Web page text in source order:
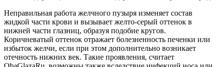
Неправильная работа желчного пузыря изменяет состав
жидкой части крови и вызывает желто-серый оттенок в
нижней части глазниц, образуя подобие кругов.
Коричневатый оттенок отражает болезненность печенки или
избыток желчи, если при этом дополнительно возникает
отечность нижних век. Такие проявления, считает